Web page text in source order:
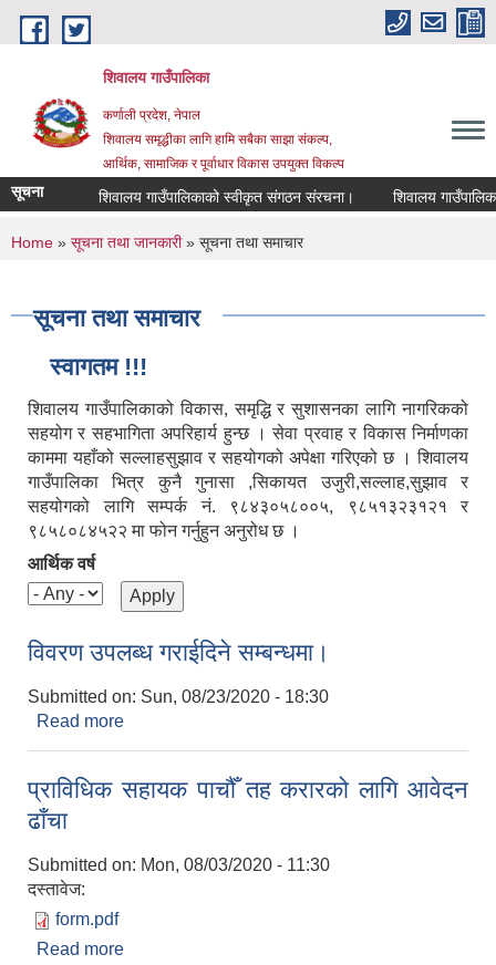
Skip to main content
शिवालय गाउँपालिका
कर्णाली प्रदेश, नेपाल
शिवालय समृद्धीका लागि हामि सबैका साझा संकल्प,
आर्थिक, सामाजिक र पूर्वाधार विकास उपयुक्त विकल्प
सूचना शिवालय गाउँपालिकाको स्वीकृत संगठन संरचना।
You are here
Home » सूचना तथा जानकारी» सूचना तथा समाचार
सूचना तथा समाचार
स्वागतम !!!
शिवालय गाउँपालिकाको विकास, समृद्धि र सुशासनका लागि नागरिकको
सहयोग र सहभागिता अपरिहार्य हुन्छ । सेवा प्रवाह र विकास निर्माणका
काममा यहाँको सल्लाहसुझाव र सहयोगको अपेक्षा गरिएको छ । शिवालय
गाउँपालिका भित्र कुनै गुनासा ,सिकायत उजुरी,सल्लाह,सुझाव र
सहयोगको लागि सम्पर्क नं. ९८४३०५८००५, ९८५१३२३१२१ र
९८५८०८४५२२ मा फोन गर्नुहुन अनुरोध छ ।
आर्थिक वर्ष
विवरण उपलब्ध गराईदिने सम्बन्धमा।
Submitted on: Sun, 08/23/2020 - 18:30
Read more
प्राविधिक सहायक पाचौँ तह करारको लागि आवेदन
ढाँचा
Submitted on: Mon, 08/03/2020 - 11:30
दस्तावेज:
form.pdf
Read more